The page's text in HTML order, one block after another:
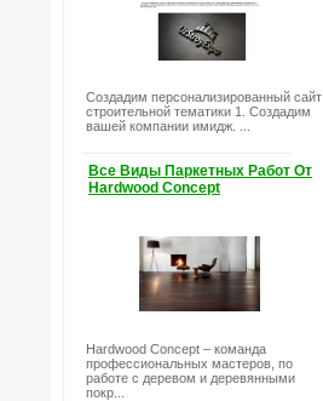
Создадим персонализированный сайт
строительной тематики 1. Создадим
вашей компании имидж. ...
Все Виды Паркетных Работ От
Hardwood Concept
Hardwood Concept – команда
профессиональных мастеров, по
работе с деревом и деревянными
покр...